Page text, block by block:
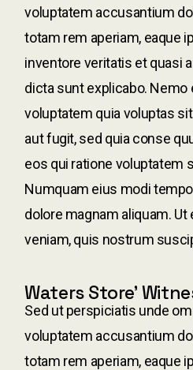
voluptatem accusantium
totam rem aperiam, eaque
inventore veritatis et quasi
dicta sunt explicabo. Nemo
voluptatem quia voluptas
aut fugit, sed quia conse
eos qui ratione voluptatem
Numquam eius modi
dolore magnam aliquam. Ut
veniam, quis nostrum
Waters Store’
Sed ut perspiciatis unde
voluptatem accusantium
totam rem aperiam, eaque